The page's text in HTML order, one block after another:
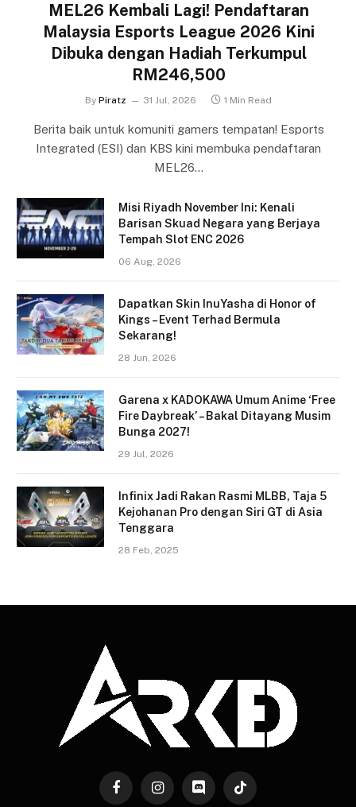
MEL26 Kembali Lagi! Pendaftaran
Malaysia Esports League 2026 Kini
Dibuka dengan Hadiah Terkumpul
RM246,500
By Piratz 31 Jul, 2026 1 Min Read
Berita baik untuk komuniti gamers tempatan! Esports
Integrated (ESI) dan KBS kini membuka pendaftaran
MEL26…
Misi Riyadh November Ini: Kenali
Barisan Skuad Negara yang Berjaya
Tempah Slot ENC 2026
06 Aug, 2026
Dapatkan Skin InuYasha di Honor of
Kings – Event Terhad Bermula
Sekarang!
28 Jun, 2026
Garena x KADOKAWA Umum Anime ‘Free
Fire Daybreak’ – Bakal Ditayang Musim
Bunga 2027!
29 Jul, 2026
Infinix Jadi Rakan Rasmi MLBB, Taja 5
Kejohanan Pro dengan Siri GT di Asia
Tenggara
28 Feb, 2025
FacebookInstagramDiscord TikTok